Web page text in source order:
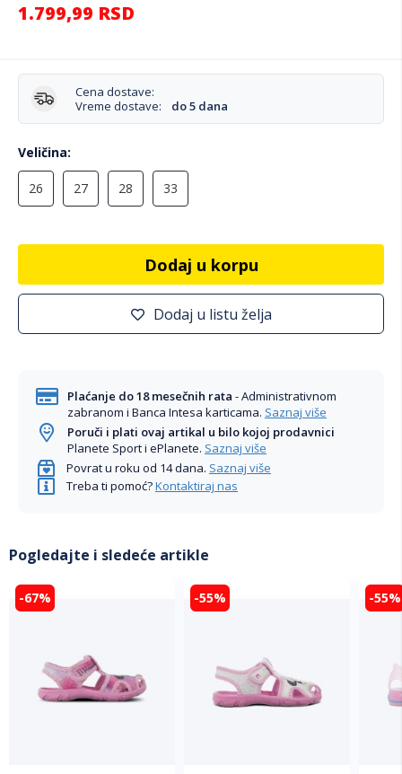
1.799,99 RSD
Cena dostave:
Vreme dostave:
do 5 dana
Veličina
26 27 28 33
Dodaj u korpu
Dodaj u listu želja
Plaćanje do 18 mesečnih rata - Administrativnom
zabranom i Banca Intesa karticama. Saznaj više
Poruči i plati ovaj artikal u bilo kojoj prodavnici
Planete Sport i ePlanete. Saznaj više
Povrat u roku od 14 dana. Saznaj više
Treba ti pomoć?Kontaktiraj nas
Pogledajte i sledeće artikle
-67% -55% -55%